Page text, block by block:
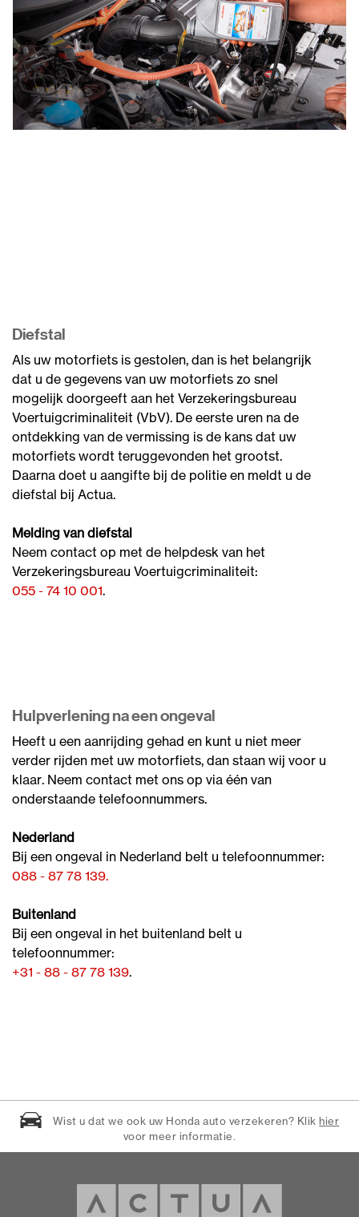
Diefstal
Als uw motorfiets is gestolen, dan is het belangrijk
dat u de gegevens van uw motorfiets zo snel
mogelijk doorgeeft aan het Verzekeringsbureau
Voertuigcriminaliteit (VbV). De eerste uren na de
ontdekking van de vermissing is de kans dat uw
motorfiets wordt teruggevonden het grootst.
Daarna doet u aangifte bij de politie en meldt u de
diefstal bij Actua.
Melding van diefstal
Neem contact op met de helpdesk van het
Verzekeringsbureau Voertuigcriminaliteit:
055 - 74 10 001.
Hulpverlening na een ongeval
Heeft u een aanrijding gehad en kunt u niet meer
verder rijden met uw motorfiets, dan staan wij voor u
klaar. Neem contact met ons op via één van
onderstaande telefoonnummers.
Nederland
Bij een ongeval in Nederland belt u telefoonnummer:
088 - 87 78 139.
Buitenland
Bij een ongeval in het buitenland belt u
telefoonnummer:
+31 - 88 - 87 78 139.
Wist u dat we ook uw Honda auto verzekeren? Klikhier
voor meer informatie.